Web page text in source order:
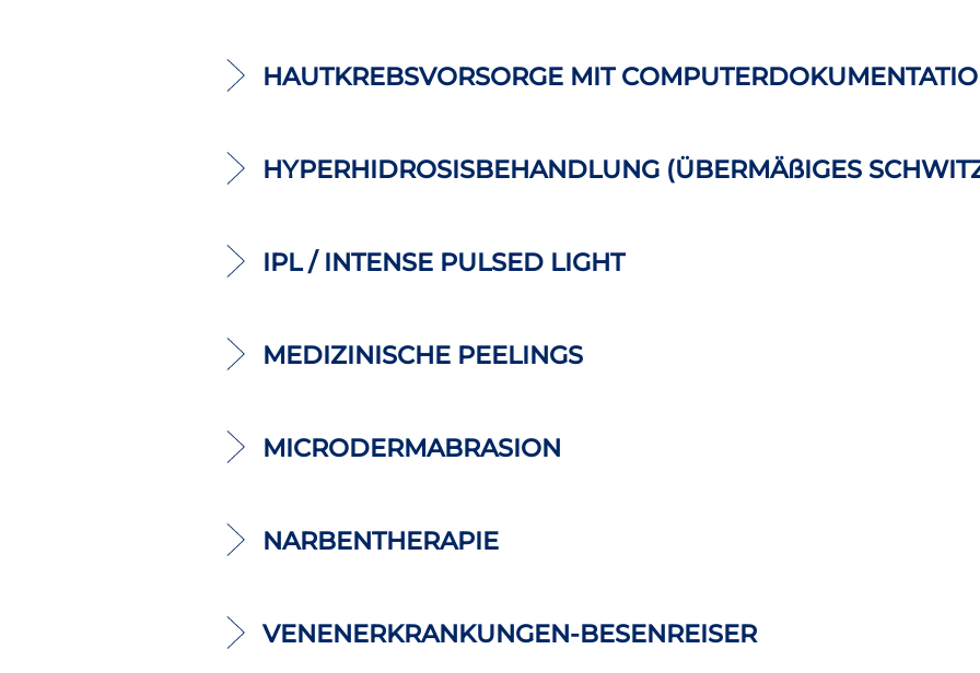
HAUTKREBSVORSORGE MIT
HYPERHIDROSISBEHANDLUNG (ÜBERMÄßIGES
IPL / INTENSE PULSED LIGHT
MEDIZINISCHE PEELINGS
MICRODERMABRASION
NARBENTHERAPIE
VENENERKRANKUNGEN-BESENREISER